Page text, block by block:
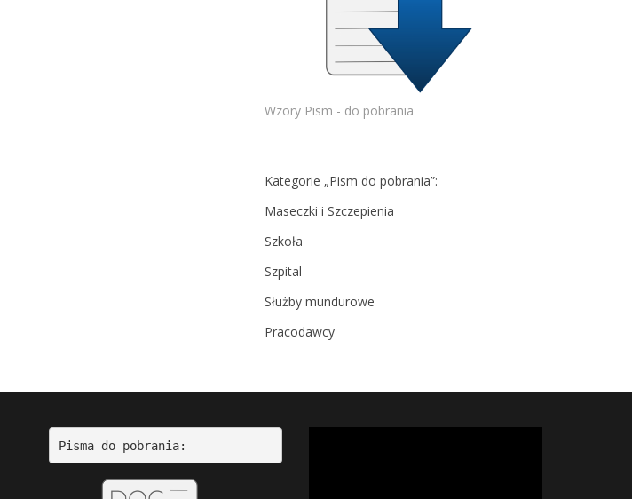
Wzory Pism - do pobrania
Kategorie „Pism do pobrania”:
Maseczki i Szczepienia
Szkoła
Szpital
Służby mundurowe
Pracodawcy
Pisma do pobrania: